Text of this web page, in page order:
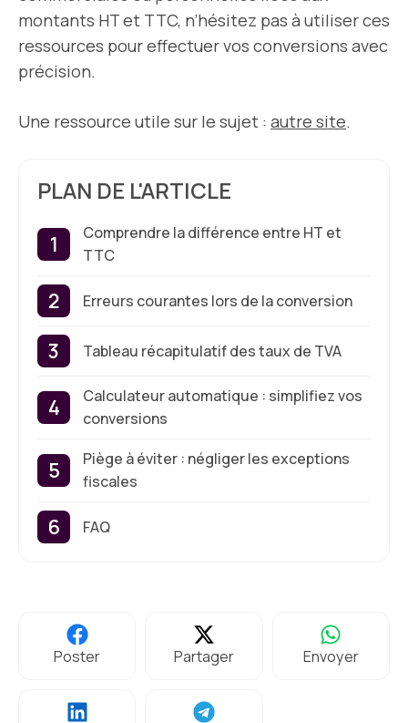
montants HT et TTC, n’hésitez pas à utiliser ces
ressources pour effectuer vos conversions avec
précision.
Une ressource utile sur le sujet : autre site.
PLAN DE L'ARTICLE
Comprendre la différence entre HT et
TTC
Erreurs courantes lors de la conversion
Tableau récapitulatif des taux de TVA
Calculateur automatique : simplifiez vos
conversions
Piège à éviter : négliger les exceptions
fiscales
FAQ
Poster Partager Envoyer